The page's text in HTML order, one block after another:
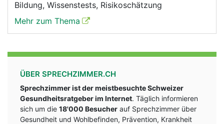
Bildung, Wissenstests, Risikoschätzung
Mehr zum Thema
ÜBER SPRECHZIMMER.CH
Sprechzimmer ist der meistbesuchte Schweizer
Gesundheitsratgeber im Internet. Täglich informieren
sich um die 18'000 Besucher auf Sprechzimmer über
Gesundheit und Wohlbefinden, Prävention, Krankheit